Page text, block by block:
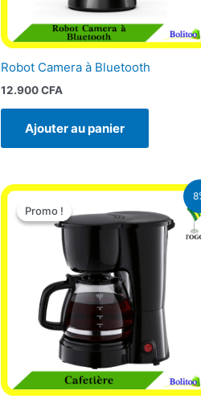
Robot Camera à Bluetooth
12.900CFA
Ajouter au panier
Promo !
Promo !
Le
initial
était :
25.000 CFA.
Le
actuel
est :
23.000 CFA.